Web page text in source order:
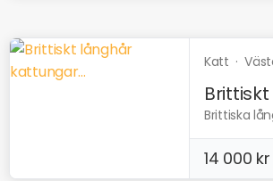
Katt ·
Brittiska
14 000 kr